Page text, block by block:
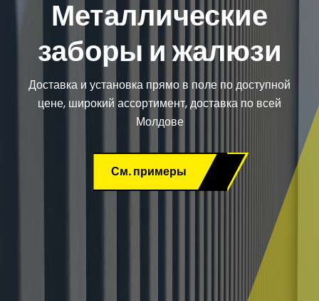
Металлические
заборы и жалюзи
Доставка и установка прямо в поле по доступной
цене, широкий ассортимент, доставка по всей
Молдове
См. примеры